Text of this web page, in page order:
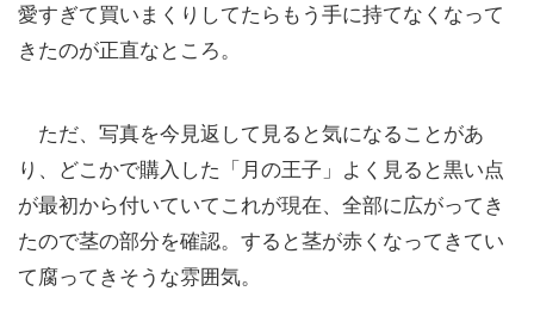
愛すぎて買いまくりしてたらもう手に持てなくなって
きたのが正直なところ。
ただ、写真を今見返して見ると気になることがあ
り、どこかで購入した「月の王子」よく見ると黒い点
が最初から付いていてこれが現在、全部に広がってき
たので茎の部分を確認。すると茎が赤くなってきてい
て腐ってきそうな雰囲気。